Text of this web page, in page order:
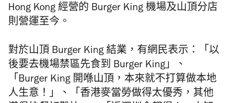
Hong Kong 經營的 Burger King 機場及山頂分店
則營運至今。
對於山頂 Burger King 結業，有網民表示：「以
後要去機場禁區先食到 Burger King」、
「Burger King 開喺山頂，本來就不打算做本地
人生意！」、「香港麥當勞做得太優秀，其他